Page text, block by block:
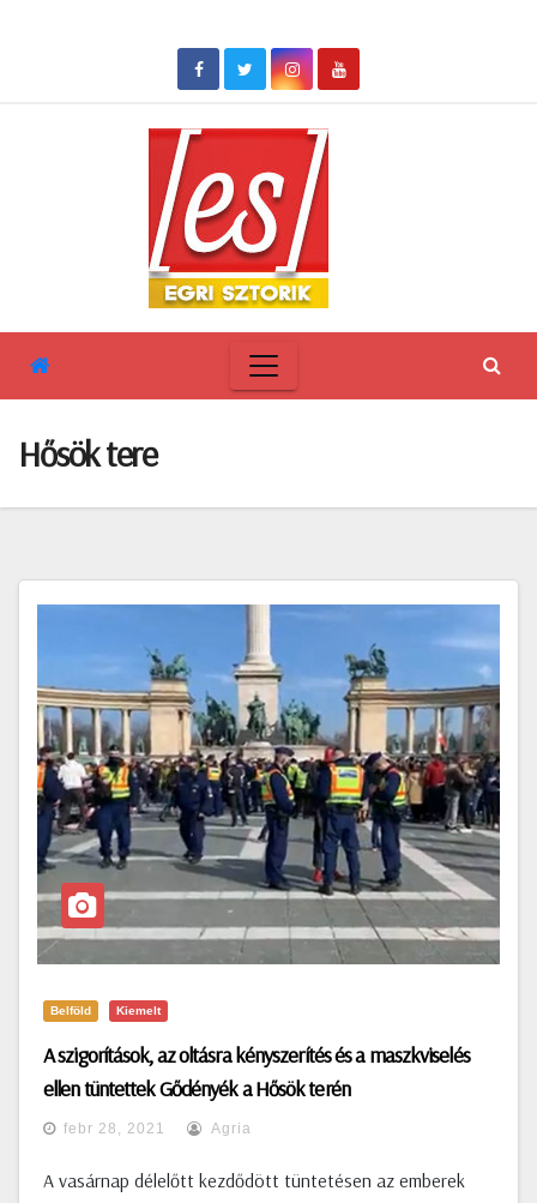
Hősök tere
Belföld Kiemelt
A szigorítások, az oltásra kényszerítés és a maszkviselés
ellen tüntettek Gődényék a Hősök terén
febr 28, 2021 Agria
A vasárnap délelőtt kezdődött tüntetésen az emberek